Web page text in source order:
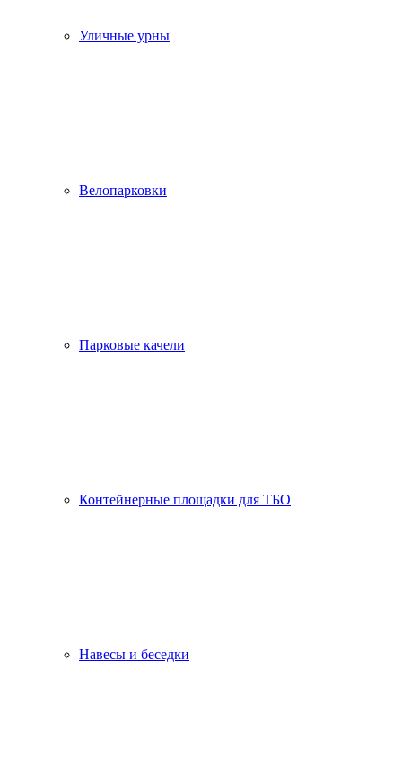
Уличные урны
Велопарковки
Парковые качели
Контейнерные площадки для ТБО
Навесы и беседки